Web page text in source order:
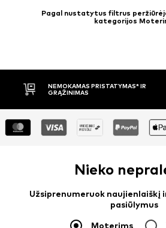
Pagal nustatytus filtrus
kategorijos
NEMOKAMAS PRISTATYMAS* IR
GRĄŽINIMAS
Nieko
Užsiprenumeruok naujienlaiškį
pasiūlymus
Moterims